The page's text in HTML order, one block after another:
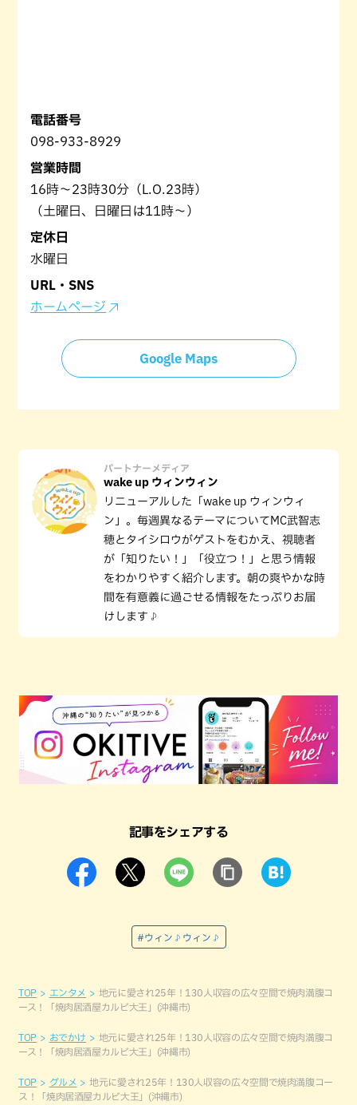
電話番号
098-933-8929
営業時間
16時～23時30分（L.O.23時）
（土曜日、日曜日は11時～）
定休日
水曜日
URL・SNS
ホームページ
Google Maps
パートナーメディア
wake up ウィンウィン
リニューアルした「wake up ウィンウィ
ン」。毎週異なるテーマについてMC武智志
穂とタイシロウがゲストをむかえ、視聴者
が「知りたい！」「役立つ！」と思う情報
をわかりやすく紹介します。朝の爽やかな時
間を有意義に過ごせる情報をたっぷりお届
けします♪
記事をシェアする
#ウィン♪ウィン♪
TOP エンタメ
地元に愛され25年！130人収容の広々空間で焼肉満腹コ
ース！「焼肉居酒屋カルビ大王」(沖縄市)
TOP おでかけ
地元に愛され25年！130人収容の広々空間で焼肉満腹コ
ース！「焼肉居酒屋カルビ大王」(沖縄市)
TOP グルメ
地元に愛され25年！130人収容の広々空間で焼肉満腹コー
ス！「焼肉居酒屋カルビ大王」(沖縄市)